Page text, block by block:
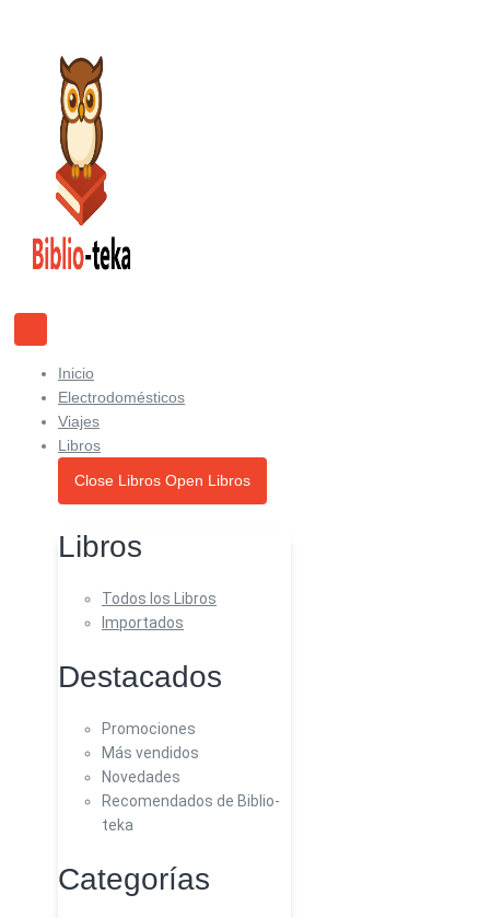
contenido
Inicio
Electrodomésticos
Viajes
Libros
Close Libros Open Libros
Libros
Todos los Libros
Importados
Destacados
Promociones
Más vendidos
Novedades
Recomendados de Biblio-
teka
Categorías